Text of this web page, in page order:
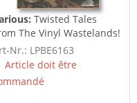
Twisted Tales
The Vinyl Wastelands!
Nr.: LPBE6163
Article doit être